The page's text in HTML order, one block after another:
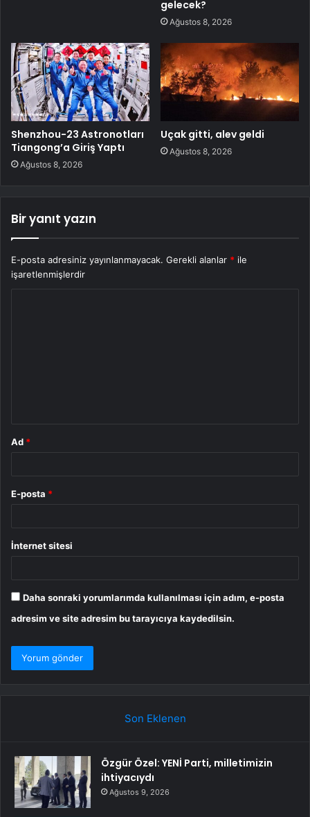
gelecek?
Ağustos 8, 2026
Shenzhou-23 Astronotları
Tiangong’a Giriş Yaptı
Ağustos 8, 2026
Uçak gitti, alev geldi
Ağustos 8, 2026
Bir yanıt yazın
E-posta adresiniz yayınlanmayacak. Gerekli alanlar * ile
işaretlenmişlerdir
Ad *
E-posta *
İnternet sitesi
Daha sonraki yorumlarımda kullanılması için adım, e-posta
adresim ve site adresim bu tarayıcıya kaydedilsin.
Son Eklenen
Özgür Özel: YENİ Parti, milletimizin
ihtiyacıydı
Ağustos 9, 2026